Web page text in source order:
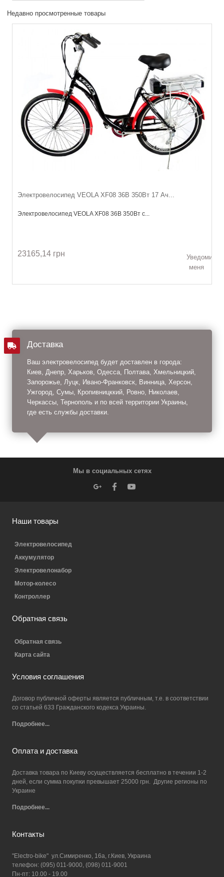
Недавно просмотренные товары
Электровелосипед VEOLA XF08 36В 350Вт 17 Ач...
Электровелосипед VEOLA XF08 36В 350Вт с...
23165,14 грн
Уведомить
меня
Доставка
Ваш электровелосипед будет доставлен в города:
Киев, Днепр, Харьков, Одесса, Полтава, Хмельницкий,
Запорожье, Луцк, Ивано-Франковск, Винница, Херсон,
Ужгород, Сумы, Кропивницккий, Ровно, Николаев,
Черкассы, Тернополь и по всей территории Украины,
где есть службы доставки.
Мы в социальных сетях
Наши товары
Электровелосипед
Аккумулятор
Электровелонабор
Мотор-колесо
Контроллер
Обратная связь
Обратная связь
Карта сайта
Условия соглашения
Договор публичной оферты является публичным, т.е. в соответствии
со статьей 633 Гражданского кодекса Украины.
Подробнее...
Оплата и доставка
Доставка товара по Киеву осуществляется бесплатно в течении 1-2
дней, если сумма покупки превышает 25000 грн. Другие регионы по
Украине
Подробнее...
Контакты
"Electro-bike" ул.Симиренко, 16а, г.Киев, Украина
телефон: (095) 011-9000, (098) 011-9001
Пн-пт: 10.00 - 19.00